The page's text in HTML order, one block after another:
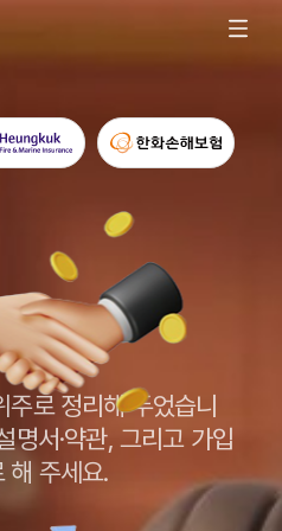
로 정리해 두었습니
명서·약관, 그리고 가입
해 주세요.